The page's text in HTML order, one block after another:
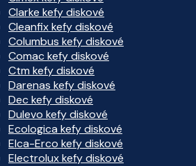
Clarke kefy diskové
Cleanfix kefy diskové
Columbus kefy diskové
Comac kefy diskové
Ctm kefy diskové
Darenas kefy diskové
Dec kefy diskové
Dulevo kefy diskové
Ecologica kefy diskové
Elca-Erco kefy diskové
Electrolux kefy diskové